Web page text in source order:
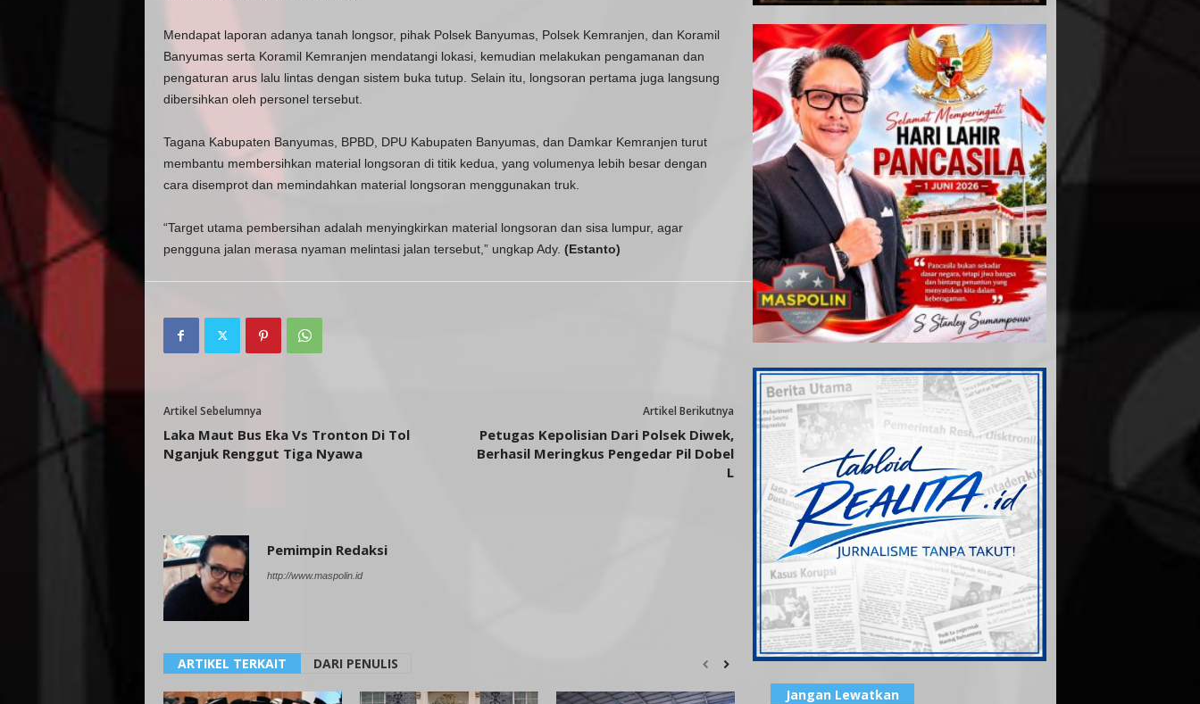
Mendapat laporan adanya tanah longsor, pihak Polsek Banyumas, Polsek Kemranjen, dan Koramil
Banyumas serta Koramil Kemranjen mendatangi lokasi, kemudian melakukan pengamanan dan
pengaturan arus lalu lintas dengan sistem buka tutup. Selain itu, longsoran pertama juga langsung
dibersihkan oleh personel tersebut.
Tagana Kabupaten Banyumas, BPBD, DPU Kabupaten Banyumas, dan Damkar Kemranjen turut
membantu membersihkan material longsoran di titik kedua, yang volumenya lebih besar dengan
cara disemprot dan memindahkan material longsoran menggunakan truk.
“Target utama pembersihan adalah menyingkirkan material longsoran dan sisa lumpur, agar
pengguna jalan merasa nyaman melintasi jalan tersebut,” ungkap Ady. (Estanto)
Artikel Sebelumnya
Laka Maut Bus Eka Vs Tronton Di Tol
Nganjuk Renggut Tiga Nyawa
Artikel Berikutnya
Petugas Kepolisian Dari Polsek Diwek,
Berhasil Meringkus Pengedar Pil Dobel
L
Pemimpin Redaksi
http://www.maspolin.id
ARTIKEL TERKAIT DARI PENULIS
Jangan Lewatkan